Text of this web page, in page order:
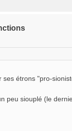
étrons "pro-
peu siouplé (le